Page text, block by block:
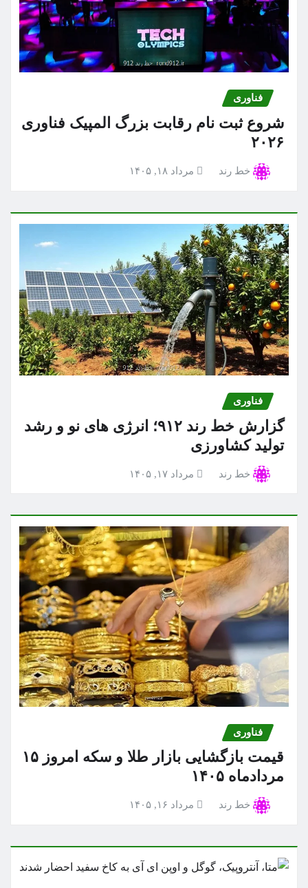
فناوری
شروع ثبت نام رقابت بزرگ المپیک فناوری
۲۰۲۶
خط رند مرداد ۱۸, ۱۴۰۵
فناوری
گزارش خط رند ۹۱۲؛ انرژی های نو و رشد
تولید کشاورزی
خط رند مرداد ۱۷, ۱۴۰۵
فناوری
قیمت بازگشایی بازار طلا و سکه امروز ۱۵
مردادماه ۱۴۰۵
خط رند مرداد ۱۶, ۱۴۰۵